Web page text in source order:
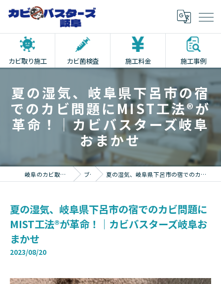
カビ取り施工 カビ菌検査 施工料金 施工事例
夏の湿気、岐阜県下呂市の宿
でのカビ問題にMIST工法®︎が
革命！｜カビバスターズ岐阜
おまかせ
岐阜のカビ取りならカビバスターズ岐阜 ブログ 夏の湿気、岐阜県下呂市の宿でのカビ問題にMIST工法®︎が革命！｜カビバスターズ岐阜おまかせ
夏の湿気、岐阜県下呂市の宿でのカビ問題に
MIST工法®︎が革命！｜カビバスターズ岐阜お
まかせ
2023/08/20